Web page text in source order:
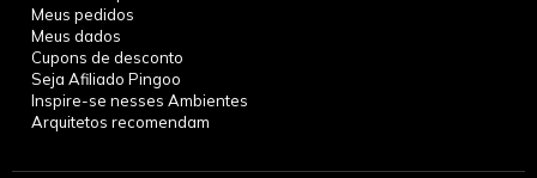
Meus pedidos
Meus dados
Cupons de desconto
Seja Afiliado Pingoo
Inspire-se nesses Ambientes
Arquitetos recomendam